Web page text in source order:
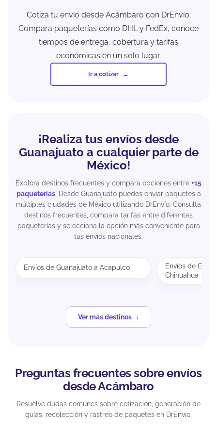
Cotiza tu envío desde Acámbaro con DrEnvío.
Compara paqueterías como DHL y FedEx, conoce
tiempos de entrega, cobertura y tarifas
económicas en un solo lugar.
Ir a cotizar
¡Realiza tus envíos desde
Guanajuato a cualquier parte de
México!
Explora destinos frecuentes y compara opciones entre +15
paqueterías. Desde Guanajuato puedes enviar paquetes a
múltiples ciudades de México utilizando DrEnvío. Consulta
destinos frecuentes, compara tarifas entre diferentes
paqueterías y selecciona la opción más conveniente para
tus envíos nacionales.
Envíos de Guanajuato a Acapulco
Envíos de
Chihuahua
Ver más destinos
Preguntas frecuentes sobre envíos
desde Acámbaro
Resuelve dudas comunes sobre cotización, generación de
guías, recolección y rastreo de paquetes en DrEnvío.